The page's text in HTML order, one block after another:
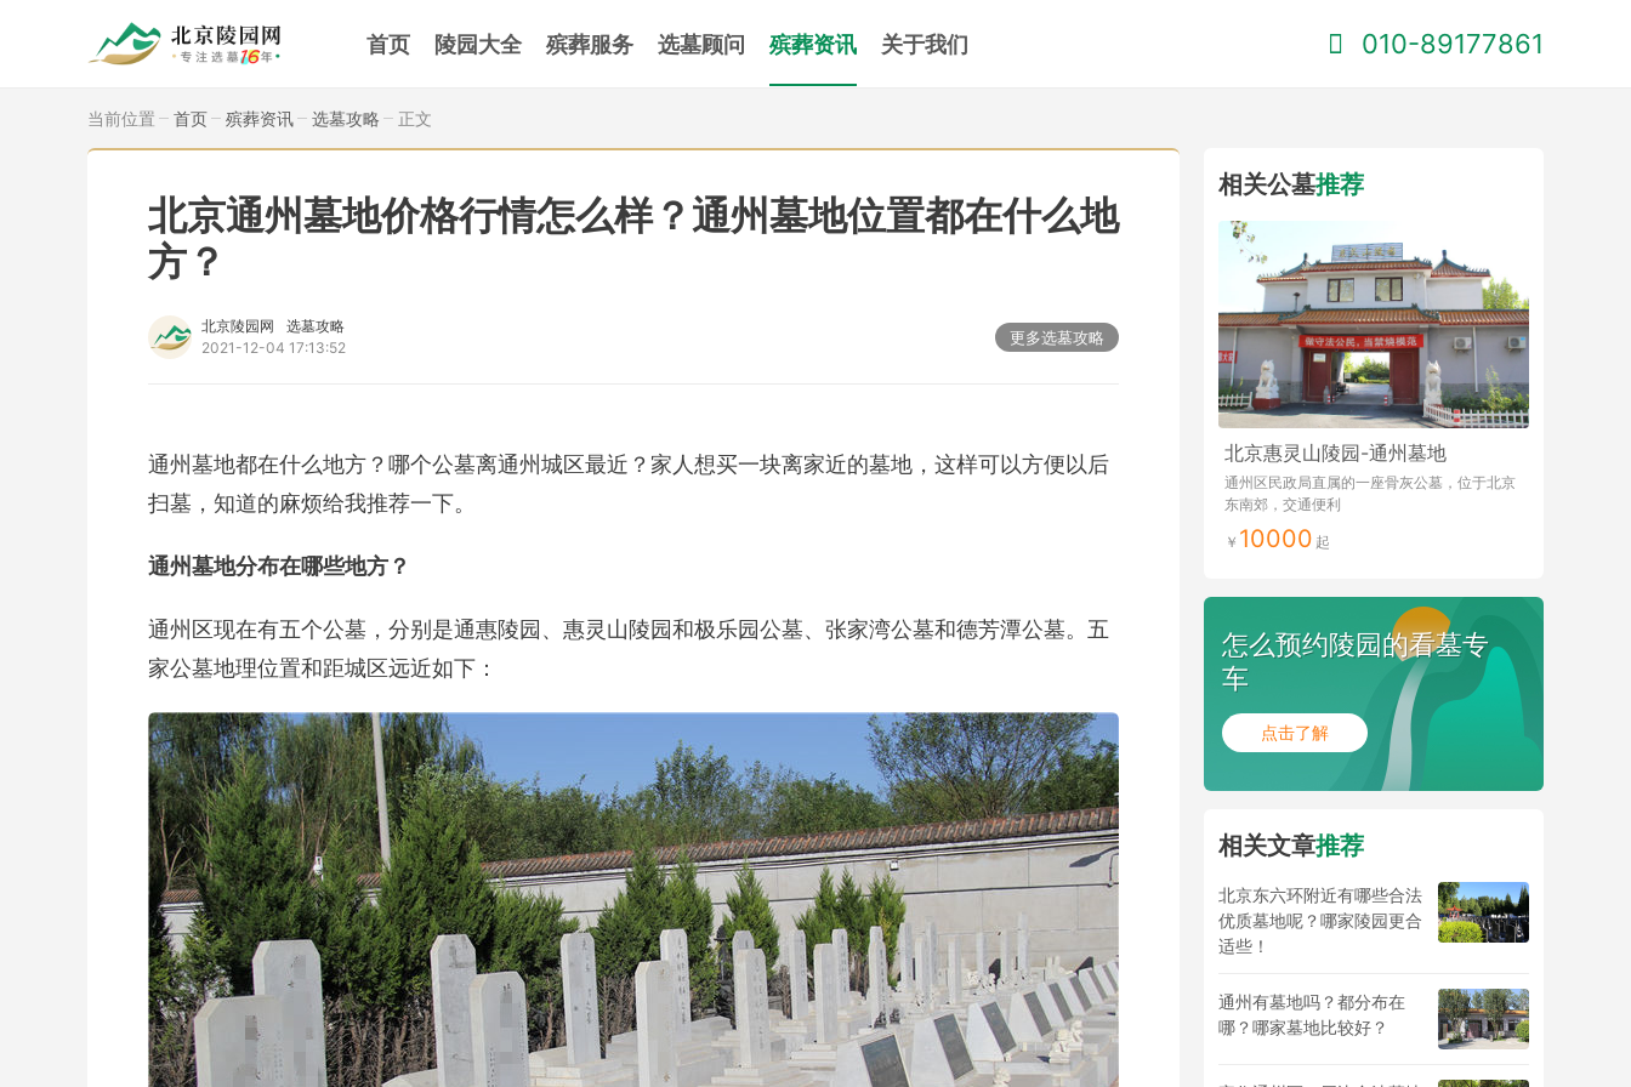
首页 陵园大全 殡葬服务 选墓顾问 殡葬资讯 关于我们 010-89177861
当前位置 首页 殡葬资讯 选墓攻略 正文
北京通州墓地价格行情怎么样？通州墓地位置都在什么地
方？
北京陵园网
选墓攻略
2021-12-04 17:13:52
更多选墓攻略
通州墓地都在什么地方？哪个公墓离通州城区最近？家人想买一块离家近的墓地，这样可以方便以后
扫墓，知道的麻烦给我推荐一下。
通州墓地分布在哪些地方？
通州区现在有五个公墓，分别是通惠陵园、惠灵山陵园和极乐园公墓、张家湾公墓和德芳潭公墓。五
家公墓地理位置和距城区远近如下：
相关公墓推荐
北京惠灵山陵园-通州墓地
通州区民政局直属的一座骨灰公墓，位于北京
东南郊，交通便利
10000
怎么预约陵园的看墓专
车
点击了解
相关文章推荐
北京东六环附近有哪些合法
优质墓地呢？哪家陵园更合
适些！
通州有墓地吗？都分布在
哪？哪家墓地比较好？